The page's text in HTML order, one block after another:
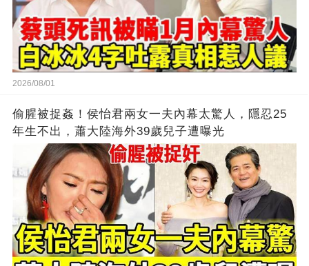
2026/08/01
偷腥被捉姦！侯怡君兩女一夫內幕太驚人，隱忍25
年生不出，蕭大陸海外39歲兒子遭曝光